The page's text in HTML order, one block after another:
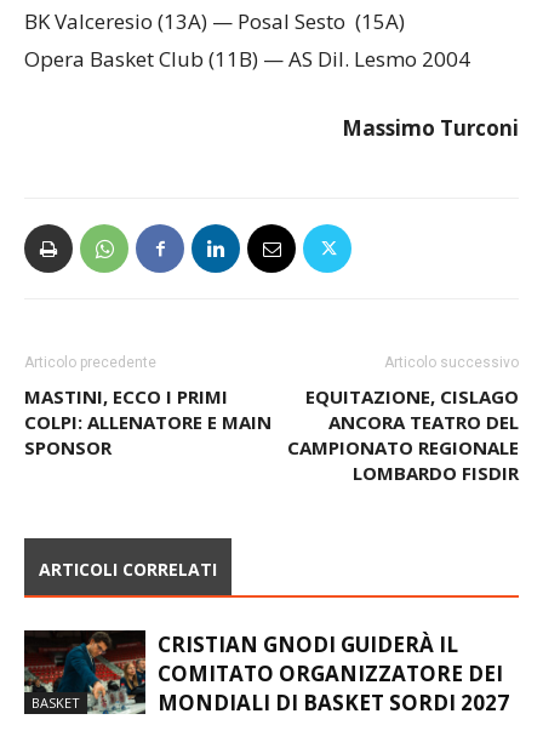
BK Valceresio (13A) — Posal Sesto (15A)
Opera Basket Club (11B) — AS Dil. Lesmo 2004
Massimo Turconi
Articolo precedente
MASTINI, ECCO I PRIMI
COLPI: ALLENATORE E MAIN
SPONSOR
Articolo successivo
EQUITAZIONE, CISLAGO
ANCORA TEATRO DEL
CAMPIONATO REGIONALE
LOMBARDO FISDIR
ARTICOLI CORRELATI
BASKET
CRISTIAN GNODI GUIDERÀ IL
COMITATO ORGANIZZATORE DEI
MONDIALI DI BASKET SORDI 2027